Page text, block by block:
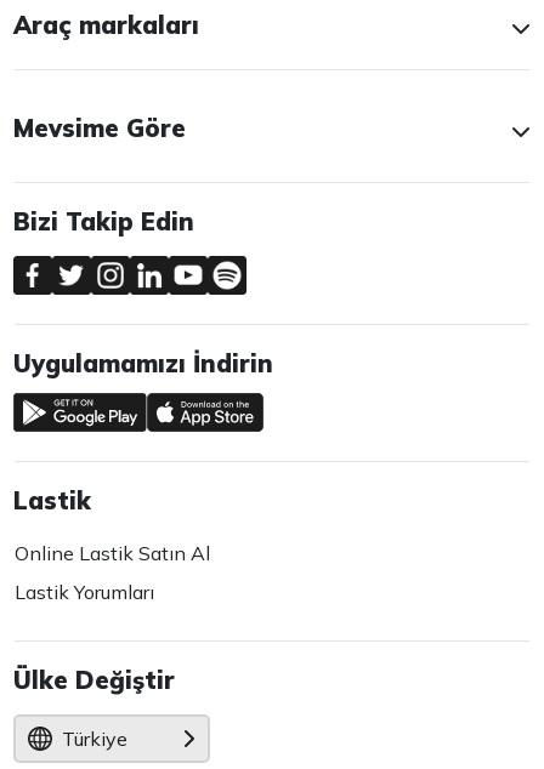
Araç markaları
Mevsime Göre
Bizi Takip Edin
Uygulamamızı İndirin
Lastik
Online Lastik Satın Al
Lastik Yorumları
Ülke Değiştir
Türkiye